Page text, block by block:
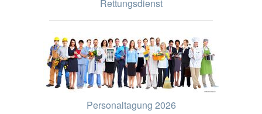
Rettungsdienst
Personaltagung 2026